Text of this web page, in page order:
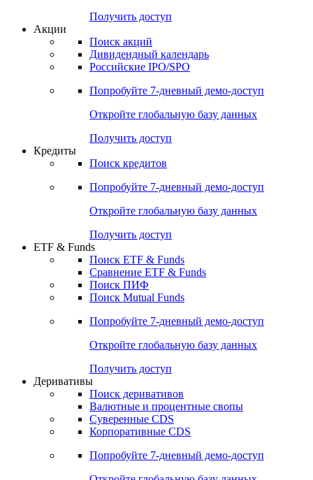
Получить доступ
Акции
Поиск акций
Дивидендный календарь
Российские IPO/SPO
Попробуйте 7-дневный демо-доступ
Откройте глобальную базу данных
Получить доступ
Кредиты
Поиск кредитов
Попробуйте 7-дневный демо-доступ
Откройте глобальную базу данных
Получить доступ
ETF & Funds
Поиск ETF & Funds
Сравнение ETF & Funds
Поиск ПИФ
Поиск Mutual Funds
Попробуйте 7-дневный демо-доступ
Откройте глобальную базу данных
Получить доступ
Деривативы
Поиск деривативов
Валютные и процентные свопы
Суверенные CDS
Корпоративные CDS
Попробуйте 7-дневный демо-доступ